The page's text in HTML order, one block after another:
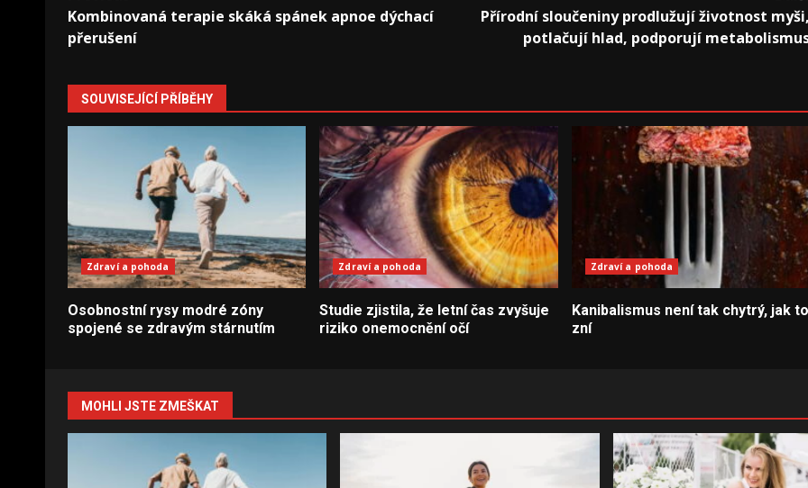
navigation
Kombinovaná terapie skáká spánek apnoe dýchací
přerušení
Přírodní sloučeniny prodlužují životnost myši,
potlačují hlad, podporují
SOUVISEJÍCÍ PŘÍBĚHY
Zdraví a pohoda
Osobnostní rysy modré zóny
spojené se zdravým stárnutím
Zdraví a pohoda
Studie zjistila, že letní čas zvyšuje
riziko onemocnění očí
Zdraví a pohoda
Kanibalismus není tak chytrý, jak to
zní
MOHLI JSTE ZMEŠKAT